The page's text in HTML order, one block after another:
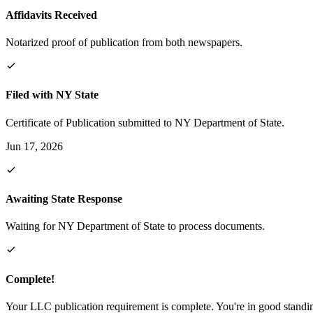
Affidavits Received
Notarized proof of publication from both newspapers.
Filed with NY State
Certificate of Publication submitted to NY Department of State.
Jun 17, 2026
Awaiting State Response
Waiting for NY Department of State to process documents.
Complete!
Your LLC publication requirement is complete. You're in good